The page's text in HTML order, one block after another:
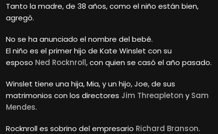
Tanto la madre, de 38 años, como el niño están bien,
agregó.
No se ha anunciado el nombre del bebé.
El niño es el primer hijo de Kate Winslet con su
esposo Ned Rocknroll, con quien se casó el año pasado.
Winslet tiene una hija, Mia, y un hijo, Joe, de sus
matrimonios con los directores Jim Threapleton y Sam
Mendes.
Rocknroll es sobrino del empresario Richard Branson.